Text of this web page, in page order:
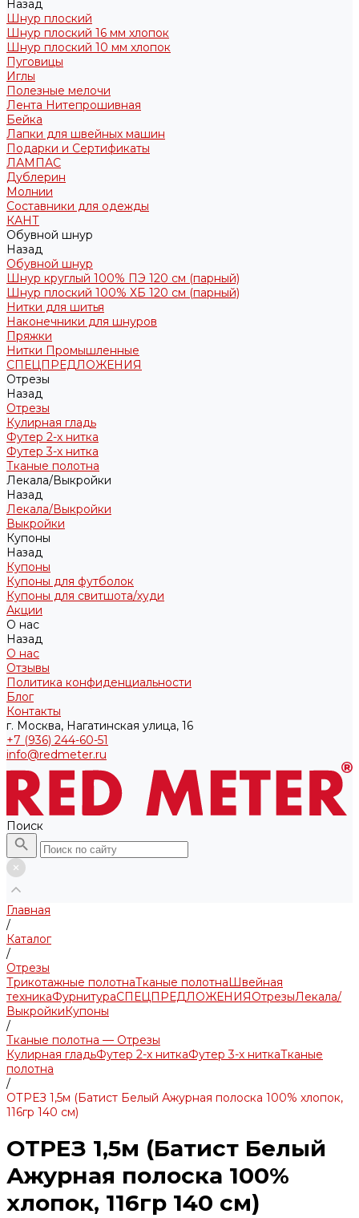
Назад
Шнур плоский
Шнур плоский 16 мм хлопок
Шнур плоский 10 мм хлопок
Пуговицы
Иглы
Полезные мелочи
Лента Нитепрошивная
Бейка
Лапки для швейных машин
Подарки и Сертификаты
ЛАМПАС
Дублерин
Молнии
Составники для одежды
КАНТ
Обувной шнур
Назад
Обувной шнур
Шнур круглый 100% ПЭ 120 см (парный)
Шнур плоский 100% ХБ 120 см (парный)
Нитки для шитья
Наконечники для шнуров
Пряжки
Нитки Промышленные
СПЕЦПРЕДЛОЖЕНИЯ
Отрезы
Назад
Отрезы
Кулирная гладь
Футер 2-х нитка
Футер 3-х нитка
Тканые полотна
Лекала/Выкройки
Назад
Лекала/Выкройки
Выкройки
Купоны
Назад
Купоны
Купоны для футболок
Купоны для свитшота/худи
Акции
О нас
Назад
О нас
Отзывы
Политика конфиденциальности
Блог
Контакты
г. Москва, Нагатинская улица, 16
+7 (936) 244-60-51
info@redmeter.ru
Поиск
Главная
/
Каталог
/
Отрезы
Трикотажные полотнаТканые полотнаШвейная
техникаФурнитураСПЕЦПРЕДЛОЖЕНИЯОтрезыЛекала/
ВыкройкиКупоны
/
Тканые полотна — Отрезы
Кулирная гладьФутер 2-х ниткаФутер 3-х ниткаТканые
полотна
/
ОТРЕЗ 1,5м (Батист Белый Ажурная полоска 100% хлопок,
116гр 140 см)
ОТРЕЗ 1,5м (Батист Белый
Ажурная полоска 100%
хлопок, 116гр 140 см)